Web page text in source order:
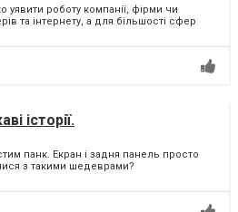
уявити роботу компанії, фірми чи
та інтернету, а для більшості сфер
історії.
панк. Екран і задня панель просто
з такими шедеврами?